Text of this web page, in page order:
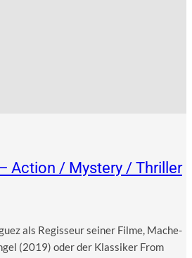
Action / Mystery / Thriller
als Regis­seur sei­ner Fil­me, Mache­
(2019) oder der Klas­si­ker From